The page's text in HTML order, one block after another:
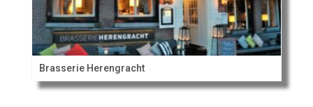
Brasserie Herengracht